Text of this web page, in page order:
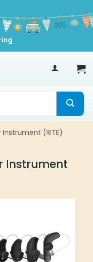
Instrument (RITE)
Instrument